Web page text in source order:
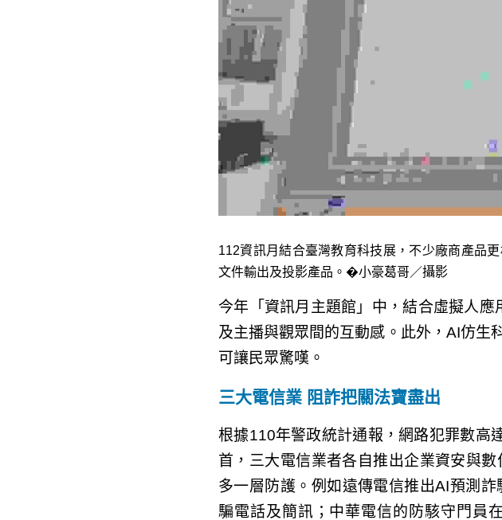
112資訊月結合臺灣教育科技展，不少廠商產品
件輸出及投影產品。�小豪葛哥／攝影
今年「資訊月主題館」中，結合虛擬人
及主播與觀眾間的互動感。此外，AI仿
動可讓民眾驚嘆。
三大電信業 阻詐把關法寶盡出
根據110年警政統計通報，網路犯罪數高
首，三大電信業者各自推出企業資安與
多一層防護。例如遠傳電信推出AI預測
騙電話及簡訊；中華電信的防駭守門員